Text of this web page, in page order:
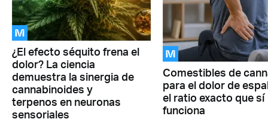
M
¿El efecto séquito frena el
dolor? La ciencia
demuestra la sinergia de
cannabinoides y
terpenos en neuronas
sensoriales
M
Comestibles de
para el dolor de
el ratio exacto que sí
funciona